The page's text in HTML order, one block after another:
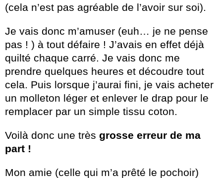
(cela n’est pas agréable de l’avoir sur soi).
Je vais donc m’amuser (euh… je ne pense
pas ! ) à tout défaire ! J’avais en effet déjà
quilté chaque carré. Je vais donc me
prendre quelques heures et découdre tout
cela. Puis lorsque j’aurai fini, je vais acheter
un molleton léger et enlever le drap pour le
remplacer par un simple tissu coton.
Voilà donc une très grosse erreur de ma
part !
Mon amie (celle qui m’a prêté le pochoir)